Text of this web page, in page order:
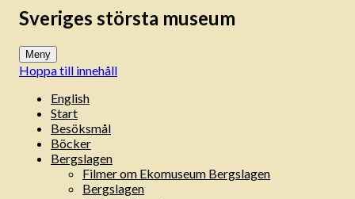
Sveriges största museum
Meny
Hoppa till innehåll
English
Start
Besöksmål
Böcker
Bergslagen
Filmer om Ekomuseum Bergslagen
Bergslagen